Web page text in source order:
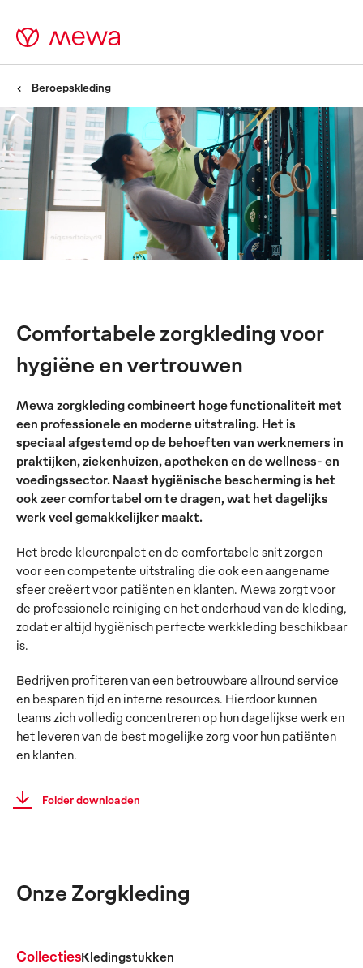
Beroepskleding
Zorgkleding -
Comfortabele kleding voor de
gezondheidszorg met
allround service
Comfortabele zorgkleding voor
hygiëne en vertrouwen
Mewa zorgkleding combineert hoge functionaliteit met
een professionele en moderne uitstraling. Het is
speciaal afgestemd op de behoeften van werknemers in
praktijken, ziekenhuizen, apotheken en de wellness- en
voedingssector. Naast hygiënische bescherming is het
ook zeer comfortabel om te dragen, wat het dagelijks
werk veel gemakkelijker maakt.
Het brede kleurenpalet en de comfortabele snit zorgen
voor een competente uitstraling die ook een aangename
sfeer creëert voor patiënten en klanten. Mewa zorgt voor
de professionele reiniging en het onderhoud van de kleding,
zodat er altijd hygiënisch perfecte werkkleding beschikbaar
is.
Bedrijven profiteren van een betrouwbare allround service
en besparen tijd en interne resources. Hierdoor kunnen
teams zich volledig concentreren op hun dagelijkse werk en
het leveren van de best mogelijke zorg voor hun patiënten
en klanten.
Folder downloaden
Onze Zorgkleding
CollectiesKledingstukken